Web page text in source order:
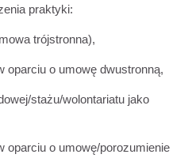
praktyki:
trójstronna),
oparciu o umowę dwustronną,
stażu/wolontariatu jako
oparciu o umowę/porozumienie